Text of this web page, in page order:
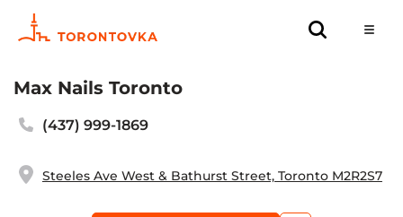
Max Nails Toronto
(437) 999-1869
Steeles Ave West & Bathurst Street, Toronto M2R2S7